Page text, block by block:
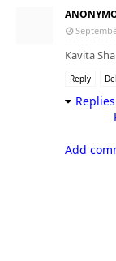
Kavita
Reply
Replies
Add